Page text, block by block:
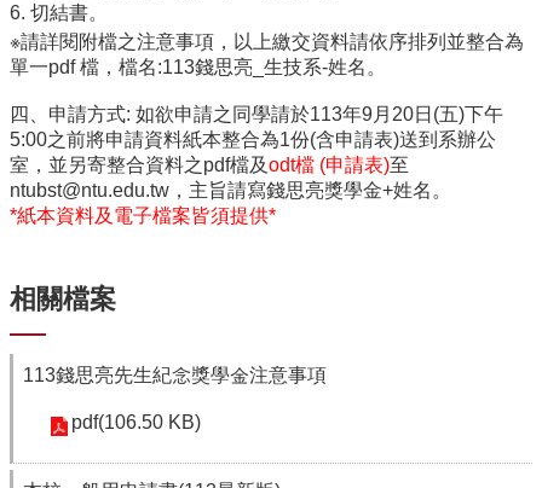
碩
博
班
系
友
會
動
常
源
6. 切結書。
※請詳閱附檔之注意事項，以上繳交資料請依序排列並整合為
單一pdf 檔，檔名:113錢思亮_生技系-姓名。
四、申請方式: 如欲申請之同學請於113年9月20日(五)下午
5:00之前將申請資料紙本整合為1份(含申請表)送到系辦公
室，並另寄整合資料之pdf檔及odt檔 (申請表)至
ntubst@ntu.edu.tw，主旨請寫錢思亮獎學金+姓名。
*紙本資料及電子檔案皆須提供*
相關檔案
113錢思亮先生紀念獎學金注意事項
pdf(106.50 KB)